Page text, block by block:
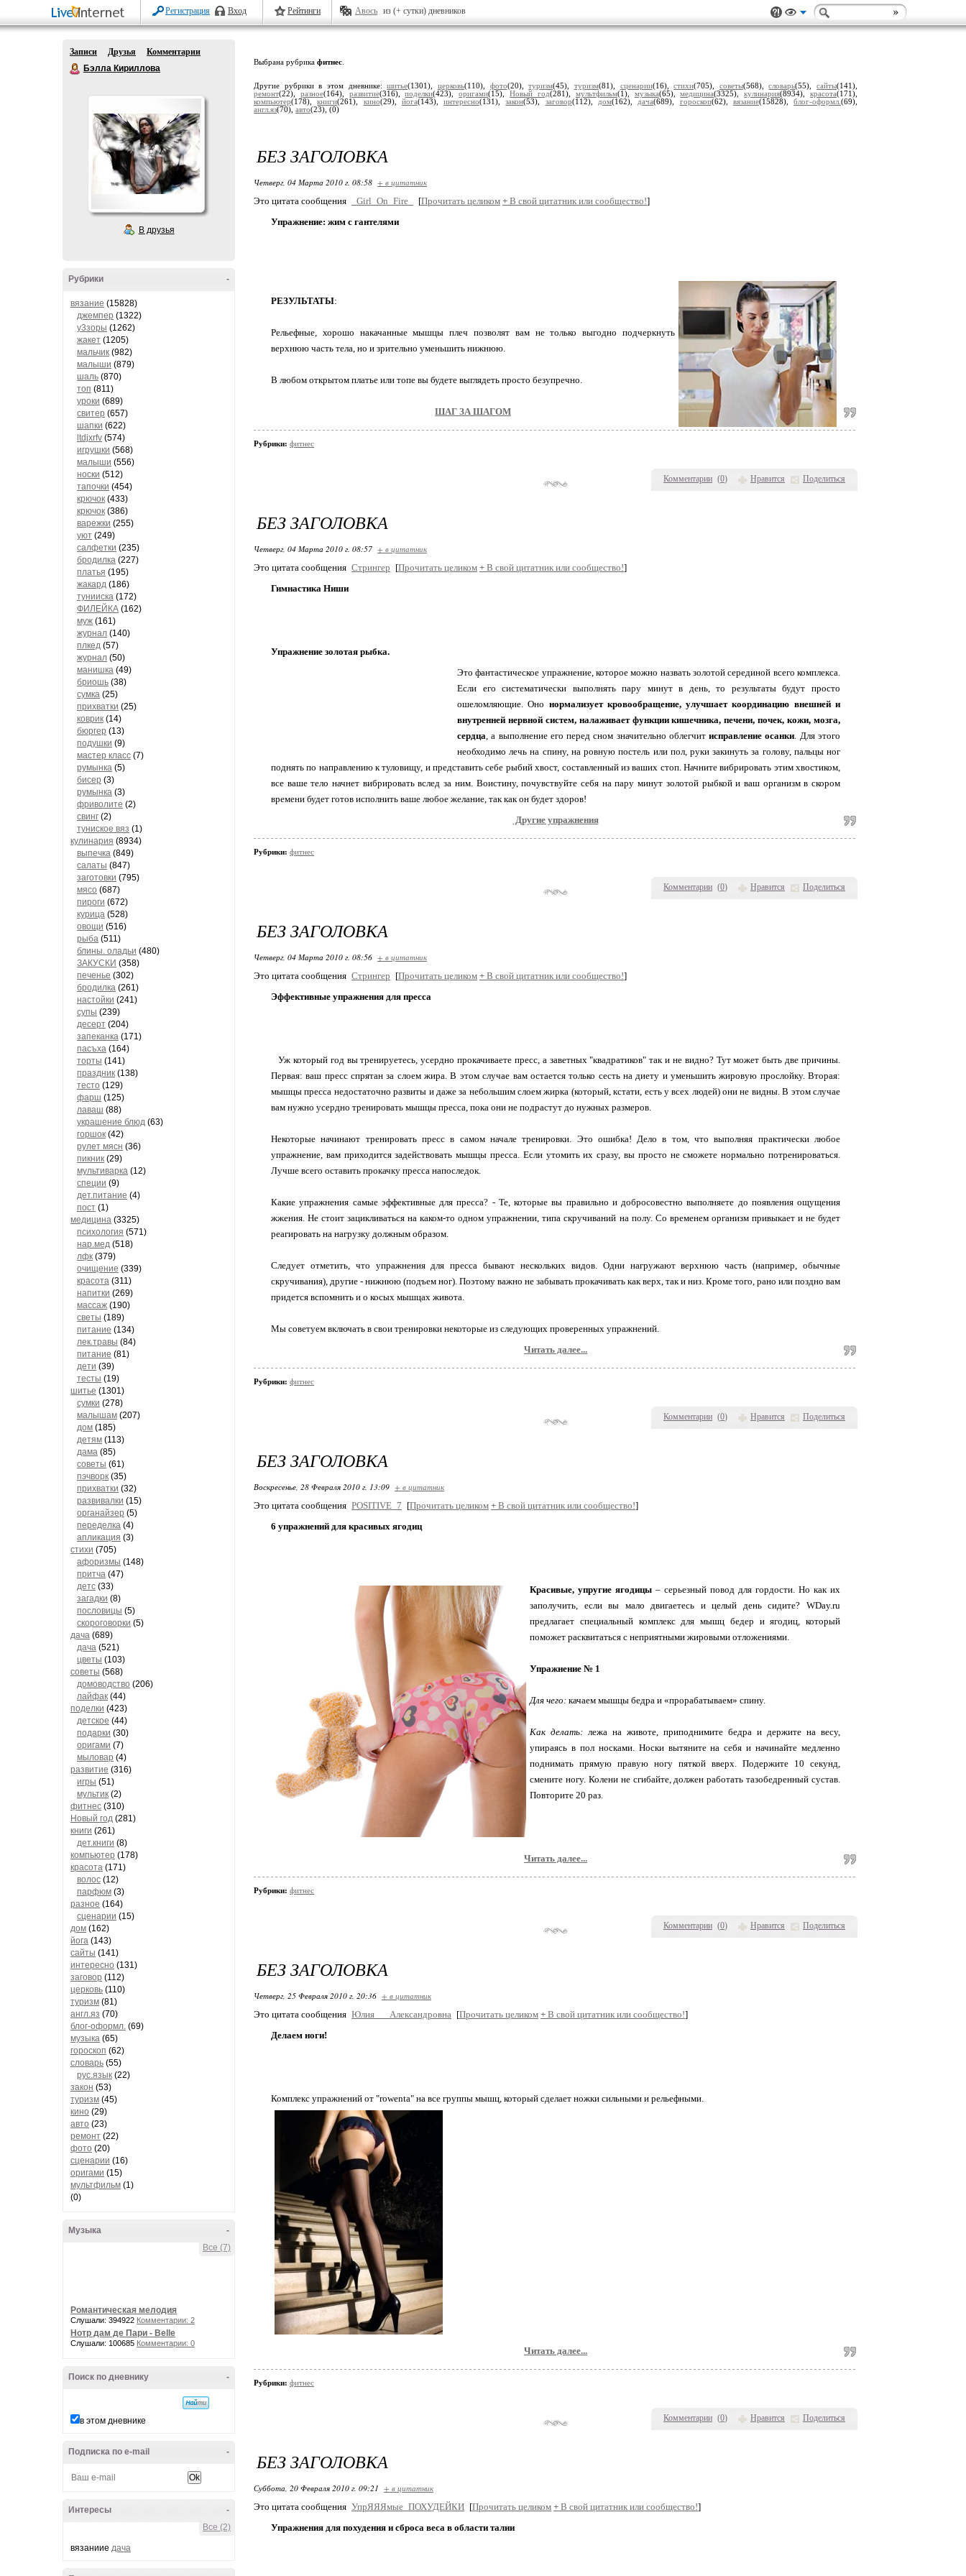
Регистрация Вход Рейтинги Авось из (+ сутки) дневников
Записи Друзья
Комментарии
Бэлла Кириллова
В друзья
-
Рубрики
вязание (15828)
джемпер (1322)
у3зоры (1262)
жакет (1205)
мальчик (982)
малыши (879)
шаль (870)
топ (811)
уроки (689)
свитер (657)
шапки (622)
ltdjxrfv (574)
игрушки (568)
малыши (556)
носки (512)
тапочки (454)
крючок (433)
крючок (386)
варежки (255)
уют (249)
салфетки (235)
бродилка (227)
платья (195)
жакард (186)
тунииска (172)
ФИЛЕЙКА (162)
муж (161)
журнал (140)
плкед (57)
журнал (50)
манишка (49)
бриошь (38)
сумка (25)
прихватки (25)
коврик (14)
бюргер (13)
подушки (9)
мастер класс (7)
румынка (5)
бисер (3)
румынка (3)
фриволите (2)
свинг (2)
туниское вяз (1)
кулинария (8934)
выпечка (849)
салаты (847)
заготовки (795)
мясо (687)
пироги (672)
курица (528)
овощи (516)
рыба (511)
блины. оладьи (480)
ЗАКУСКИ (358)
печенье (302)
бродилка (261)
настойки (241)
супы (239)
десерт (204)
запеканка (171)
пасъха (164)
торты (141)
праздник (138)
тесто (129)
фарш (125)
лаваш (88)
украшение блюд (63)
горшок (42)
рулет мясн (36)
пикник (29)
мультиварка (12)
специи (9)
дет.питание (4)
пост (1)
медицина (3325)
психология (571)
нар.мед (518)
лфк (379)
очищение (339)
красота (311)
напитки (269)
массаж (190)
светы (189)
питание (134)
лек.травы (84)
питание (81)
дети (39)
тесты (19)
шитье (1301)
сумки (278)
малышам (207)
дом (185)
детям (113)
дама (85)
советы (61)
пэчворк (35)
прихватки (32)
развивалки (15)
органайзер (5)
переделка (4)
апликация (3)
стихи (705)
афоризмы (148)
притча (47)
детс (33)
загадки (8)
пословицы (5)
скороговорки (5)
дача (689)
дача (521)
цветы (103)
советы (568)
домоводство (206)
лайфак (44)
поделки (423)
детское (44)
подарки (30)
оригами (7)
мыловар (4)
развитие (316)
игры (51)
мультик (2)
фитнес (310)
Новый год (281)
книги (261)
дет.книги (8)
компьютер (178)
красота (171)
волос (12)
парфюм (3)
разное (164)
сценарии (15)
дом (162)
йога (143)
сайты (141)
интересно (131)
заговор (112)
церковь (110)
туризм (81)
англ.яз (70)
блог-оформл. (69)
музыка (65)
гороскоп (62)
словарь (55)
рус.язык (22)
закон (53)
туризм (45)
кино (29)
авто (23)
ремонт (22)
фото (20)
сценарии (16)
оригами (15)
мультфильм (1)
(0)
-
Музыка
Все (7)
Романтическая мелодия
Слушали: 394922 Комментарии: 2
Нотр дам де Пари - Belle
Слушали: 100685 Комментарии: 0
-
Поиск по дневнику
в этом дневнике
-
Подписка по e-mail
-
Интересы
Все (2)
вязаниие дача
Выбрана рубрика фитнес
Другие рубрики в этом дневнике:шитье(1301), церковь(110), фото(20),туризм(45), туризм(81), сценарии(16),стихи(705), советы(568),словарь(55),сайты(141),
ремонт(22), разное(164), развитие(316),поделки(423),оригами(15),Новый год(281), мультфильм(1), музыка(65),медицина(3325),кулинария(8934),красота(171),
компьютер(178),книги(261), кино(29), йога(143),интересно(131),закон(53), заговор(112), дом(162), дача(689), гороскоп(62), вязание(15828),блог-оформл.(69),
англ.яз(70), авто(23), (0)
Комментарии (0) Нравится Поделиться
БЕЗ ЗАГОЛОВКА
Четверг, 04 Марта 2010 г. 08:58 + в цитатник
Это цитата сообщения
_Girl_On_Fire_ [Прочитать целиком + В свой цитатник или сообщество!]
Упражнение: жим с гантелями
РЕЗУЛЬТАТЫ:
Рельефные, хорошо накачанные мышцы плеч позволят вам не только выгодно подчеркнуть
верхнюю часть тела, но и зрительно уменьшить нижнюю.
В любом открытом платье или топе вы будете выглядеть просто безупречно.
ШАГ ЗА ШАГОМ
Рубрики: фитнес
Комментарии (0) Нравится Поделиться
БЕЗ ЗАГОЛОВКА
Четверг, 04 Марта 2010 г. 08:57 + в цитатник
Это цитата сообщения Стрингер [Прочитать целиком + В свой цитатник или сообщество!]
Гимнастика Ниши
Упражнение золотая рыбка.
Это фантастическое упражнение, которое можно назвать золотой серединой всего комплекса.
Если его систематически выполнять пару минут в день, то результаты будут просто
ошеломляющие. Оно нормализует кровообращение, улучшает координацию внешней и
внутренней нервной систем, налаживает функции кишечника, печени, почек, кожи, мозга,
сердца, а выполнение его перед сном значительно облегчитисправление осанки. Для этого
необходимо лечь на спину, на ровную постель или пол, руки закинуть за голову, пальцы ног
поднять по направлению к туловищу, и представить себе рыбий хвост, составленный из ваших стоп. Начните вибрировать этим хвостиком,
все ваше тело начнет вибрировать вслед за ним. Воистину, почувствуйте себя на пару минут золотой рыбкой и ваш организм в скором
времени будет готов исполнить ваше любое желание, так как он будет здоров!
Другие упражнения
Рубрики: фитнес
Комментарии (0) Нравится Поделиться
БЕЗ ЗАГОЛОВКА
Четверг, 04 Марта 2010 г. 08:56 + в цитатник
Это цитата сообщения Стрингер [Прочитать целиком + В свой цитатник или сообщество!]
Эффективные упражнения для пресса
Уж который год вы тренируетесь, усердно прокачиваете пресс, а заветных "квадратиков" так и не видно? Тут может быть две причины.
Первая: ваш пресс спрятан за слоем жира. В этом случае вам остается только сесть на диету и уменьшить жировую прослойку. Вторая:
мышцы пресса недостаточно развиты и даже за небольшим слоем жирка (который, кстати, есть у всех людей) они не видны. В этом случае
вам нужно усердно тренировать мышцы пресса, пока они не подрастут до нужных размеров.
Некоторые начинают тренировать пресс в самом начале тренировки. Это ошибка! Дело в том, что выполняя практически любое
упражнение, вам приходится задействовать мышцы пресса. Если утомить их сразу, вы просто не сможете нормально потренироваться.
Лучше всего оставить прокачку пресса напоследок.
Какие упражнения самые эффективные для пресса? - Те, которые вы правильно и добросовестно выполняете до появления ощущения
жжения. Не стоит зацикливаться на каком-то одном упражнении, типа скручиваний на полу. Со временем организм привыкает и не будет
реагировать на нагрузку должным образом.
Следует отметить, что упражнения для пресса бывают нескольких видов. Одни нагружают верхнюю часть (например, обычные
скручивания), другие - нижнюю (подъем ног). Поэтому важно не забывать прокачивать как верх, так и низ. Кроме того, рано или поздно вам
придется вспомнить и о косых мышцах живота.
Мы советуем включать в свои тренировки некоторые из следующих проверенных упражнений.
Читать далее...
Рубрики: фитнес
Комментарии (0) Нравится Поделиться
БЕЗ ЗАГОЛОВКА
Воскресенье, 28 Февраля 2010 г. 13:09 + в цитатник
Это цитата сообщения POSITIVE_7 [Прочитать целиком + В свой цитатник или сообщество!]
6 упражнений для красивых ягодиц
Красивые, упругие ягодицы – серьезный повод для гордости. Но как их
заполучить, если вы мало двигаетесь и целый день сидите? WDay.ru
предлагает специальный комплекс для мышц бедер и ягодиц, который
поможет расквитаться с неприятными жировыми отложениями.
Упражнение № 1
Для чего: качаем мышцы бедра и «прорабатываем» спину.
Как делать: лежа на животе, приподнимите бедра и держите на весу,
упираясь в пол носками. Носки вытяните на себя и начинайте медленно
поднимать прямую правую ногу пяткой вверх. Подержите 10 секунд,
смените ногу. Колени не сгибайте, должен работать тазобедренный сустав.
Повторите 20 раз.
Читать далее...
Рубрики: фитнес
Комментарии (0) Нравится Поделиться
БЕЗ ЗАГОЛОВКА
Четверг, 25 Февраля 2010 г. 20:36 + в цитатник
Это цитата сообщения Юлия___Александровна [Прочитать целиком + В свой цитатник или сообщество!]
Делаем ноги!
Комплекс упражнений от "rowenta" на все группы мышц, который сделает ножки сильными и рельефными.
Читать далее...
Рубрики: фитнес
БЕЗ ЗАГОЛОВКА
Суббота, 20 Февраля 2010 г. 09:21 + в цитатник
Это цитата сообщения УпрЯЯЯмые_ПОХУДЕЙКИ [Прочитать целиком + В свой цитатник или сообщество!]
Упражнения для похудения и сброса веса в области талии